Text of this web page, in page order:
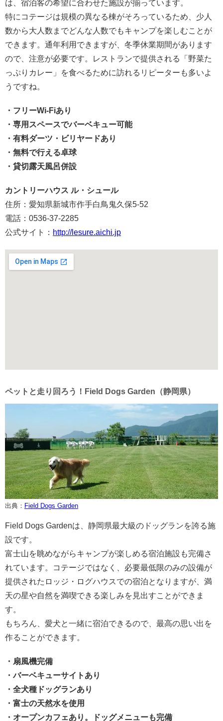
は、宿泊客の希望に合わせた施設が揃っています。
特にコテージは規模の異なる棟がそろっているため、少人
数から大人数までどんな人数でもキャンプを楽しむことが
できます。通年利用できますが、冬季休業期間があります
ので、注意が必要です。レストランで提供される「野菜た
っぷりカレー」を食べるために訪れるリピーターも多いよ
うですね。
・フリーWi-Fiあり
・専用スペースでバーベキュー可能
・有料ダーツ・ビリヤードあり
・無料で行える卓球
・貸切露天風呂併設
カントリーハウス ル・シュール
住所：愛知県新城市作手白鳥鬼久保5-52
電話：0536-37-2285
公式サイト： http://lesure.aichi.jp
ペットと走り回ろう！Field Dogs Garden（静岡県）
出典： Field Dogs Garden
Field Dogs Gardenは、静岡県最大級のドッグランを誇る施
設です。
富士山を眺めながらキャンプが楽しめる宿泊施設も完備さ
れています。コテージではなく、必要最低限のみの設備が
提供されたロッジ・ログハウスでの宿泊となりますが、満
天の星や自然を満喫できる楽しみを見出すことができま
す。
もちろん、愛犬と一緒に宿泊できるので、最高の思い出を
作ることができます。
・扇風機完備
・バーベキューサイトあり
・全犬種ドッグランあり
・富士の天然水を使用
・オープンカフェあり。ドッグメニューも完備